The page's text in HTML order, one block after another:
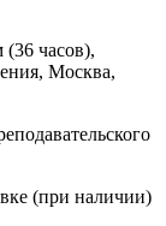
часов),
Москва,
(при наличии)